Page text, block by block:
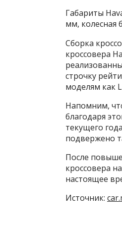
Габариты
мм, колесная
Сборка
кроссовера
строчку
моделям как
Напомним,
благодаря
текущего
подвержено
После
кроссовера
настоящее
Источник: